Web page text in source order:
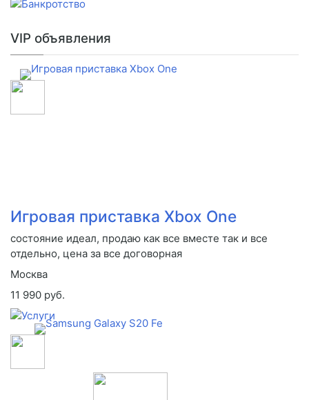
VIP объявления
Игровая приставка Xbox One
состояние идеал, продаю как все вместе так и все
отдельно, цена за все договорная
Москва
11 990 руб.